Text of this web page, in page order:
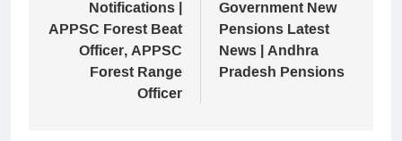
Notifications |
APPSC Forest Beat
Officer, APPSC
Forest Range
Officer
Government New
Pensions Latest
News | Andhra
Pradesh Pensions